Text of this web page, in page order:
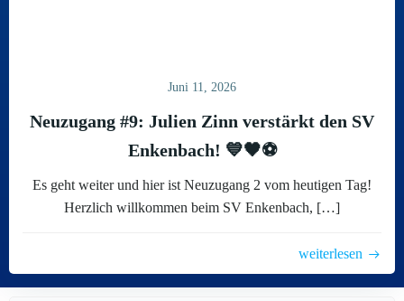
Juni 11, 2026
Neuzugang #9: Julien Zinn verstärkt den SV
Enkenbach! 💙🖤⚽
Es geht weiter und hier ist Neuzugang 2 vom heutigen Tag!
Herzlich willkommen beim SV Enkenbach, […]
weiterlesen